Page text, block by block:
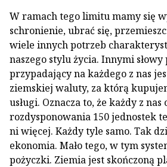
W ramach tego limitu mamy się
schronienie, ubrać się,
wiele innych potrzeb
naszego stylu życia. Innymi
przypadający na każdego z nas
ziemskiej waluty, za którą
usługi. Oznacza to, że każdy z
rozdysponowania 150 jednostek
ni więcej. Każdy tyle samo. Tak
ekonomia. Mało tego, w tym
pożyczki. Ziemia jest skończoną